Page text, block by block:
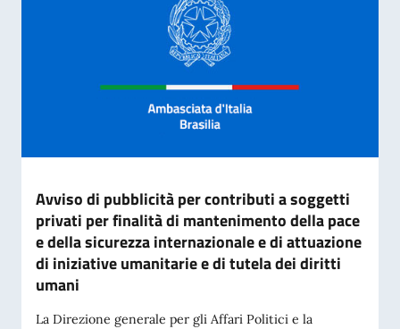
Avviso di pubblicità per contributi a soggetti
privati per finalità di mantenimento della pace
e della sicurezza internazionale e di attuazione
di iniziative umanitarie e di tutela dei diritti
umani
La Direzione generale per gli Affari Politici e la